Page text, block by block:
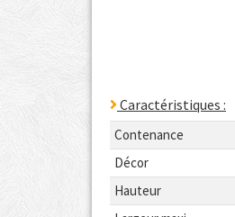
Caractéristiques :
Contenance
Décor
Hauteur